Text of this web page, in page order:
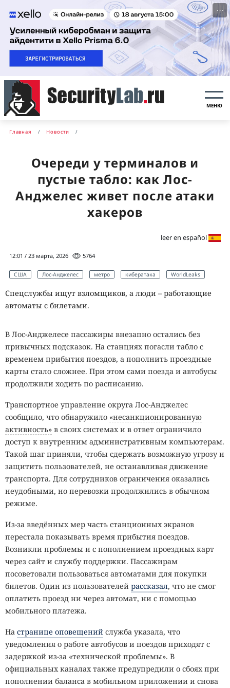
···
МЕНЮ
Главная Новости
Очереди у терминалов и
пустые табло: как Лос-
Анджелес живет после атаки
хакеров
leer en español
12:01 / 23 марта, 2026 5764
США Лос-Анджелес метро кибератака WorldLeaks
Спецслужбы ищут взломщиков, а люди – работающие
автоматы с билетами.
В Лос-Анджелесе пассажиры внезапно остались без
привычных подсказок. На станциях погасли табло с
временем прибытия поездов, а пополнить проездные
карты стало сложнее. При этом сами поезда и автобусы
продолжили ходить по расписанию.
Транспортное управление округа Лос-Анджелес
сообщило, что обнаружило «несанкционированную
активность» в своих системах и в ответ ограничило
доступ к внутренним административным компьютерам.
Такой шаг приняли, чтобы сдержать возможную угрозу и
защитить пользователей, не останавливая движение
транспорта. Для сотрудников ограничения оказались
неудобными, но перевозки продолжились в обычном
режиме.
Из-за введённых мер часть станционных экранов
перестала показывать время прибытия поездов.
Возникли проблемы и с пополнением проездных карт
через сайт и службу поддержки. Пассажирам
посоветовали пользоваться автоматами для покупки
билетов. Один из пользователей рассказал, что не смог
оплатить проезд ни через автомат, ни с помощью
мобильного платежа.
На странице оповещений служба указала, что
уведомления о работе автобусов и поездов приходят с
задержкой из-за «технической проблемы». В
официальных каналах также предупредили о сбоях при
пополнении баланса в мобильном приложении и снова